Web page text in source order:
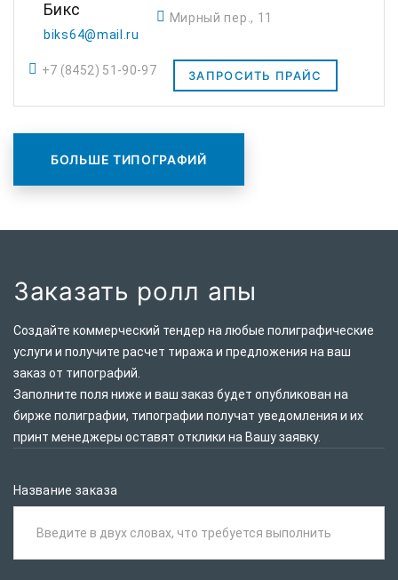
Бикс
biks64@mail.ru
Мирный пер., 11
+7 (8452) 51-90-97 ЗАПРОСИТЬ ПРАЙС
БОЛЬШЕ ТИПОГРАФИЙ
Заказать ролл апы
Создайте коммерческий тендер на любые полиграфические
услуги и получите расчет тиража и предложения на ваш
заказ от типографий.
Заполните поля ниже и ваш заказ будет опубликован на
бирже полиграфии, типографии получат уведомления и их
принт менеджеры оставят отклики на Вашу заявку.
Название заказа
Введите в двух словах, что требуется выполнить